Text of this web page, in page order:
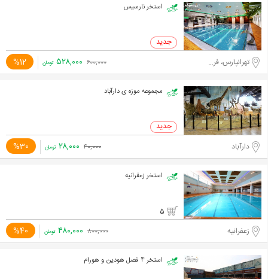
استخر نارسیس
تهرانپارس، فرجام %12 ۶۰۰,۰۰۰ ۵۲۸,۰۰۰ تومان
مجموعه موزه ی دارآباد
دارآباد %30 ۴۰,۰۰۰ ۲۸,۰۰۰ تومان
استخر زعفرانیه
5
زعفرانیه %40 ۸۰۰,۰۰۰ ۴۸۰,۰۰۰ تومان
استخر 4 فصل هودین و هورام